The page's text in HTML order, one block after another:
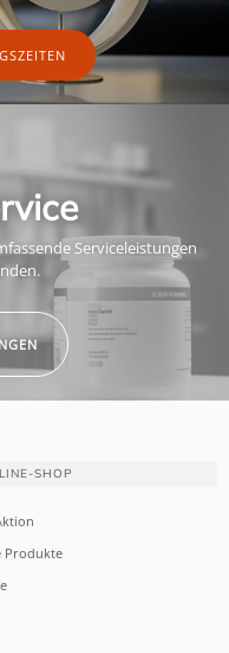
Serviceleistungen
SHOP
Produkte